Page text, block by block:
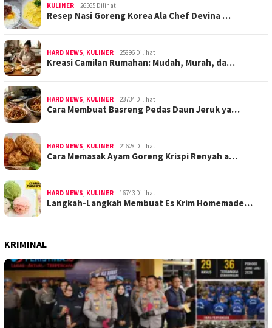
KULINER 26565 Dilihat
Resep Nasi Goreng Korea Ala Chef Devina …
HARD NEWS, KULINER 25896 Dilihat
Kreasi Camilan Rumahan: Mudah, Murah, da…
HARD NEWS, KULINER 23734 Dilihat
Cara Membuat Basreng Pedas Daun Jeruk ya…
HARD NEWS, KULINER 21628 Dilihat
Cara Memasak Ayam Goreng Krispi Renyah a…
HARD NEWS, KULINER 16743 Dilihat
Langkah-Langkah Membuat Es Krim Homemade…
KRIMINAL